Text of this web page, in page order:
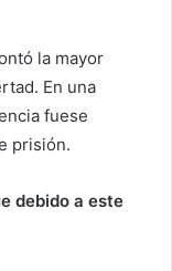
la mayor
En una
fuese
prisión.
debido a este